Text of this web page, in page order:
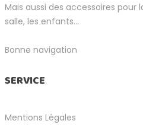
Mais aussi des accessoires pour
salle, les enfants...
Bonne navigation
SERVICE
Mentions Légales